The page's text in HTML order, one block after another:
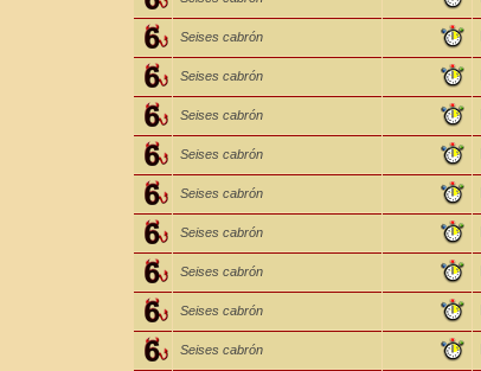
Seises cabrón
Seises cabrón
Seises cabrón
Seises cabrón
Seises cabrón
Seises cabrón
Seises cabrón
Seises cabrón
Seises cabrón